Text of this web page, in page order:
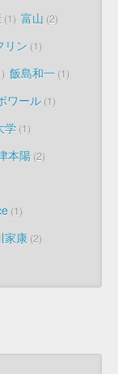
1 富山 2
リン 1
飯島和一 1
ワール 1
学 1
本陽 2
1
家康 2